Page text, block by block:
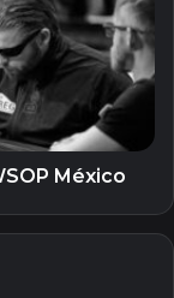
México